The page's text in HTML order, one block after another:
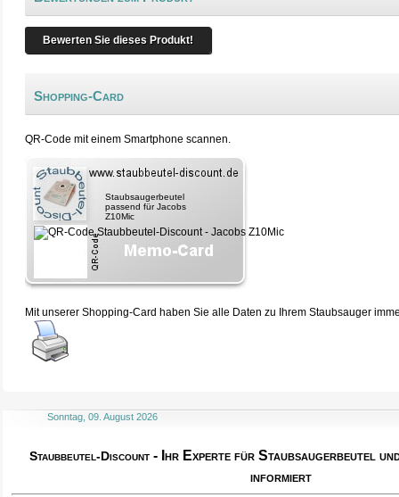
Bewerten Sie dieses Produkt!
Shopping-Card
QR-Code mit einem Smartphone scannen.
Staubsaugerbeutel
passend für Jacobs
Z10Mic
Mit unserer Shopping-Card haben Sie alle Daten zu Ihrem Staubsauger
Sonntag, 09. August 2026
Staubbeutel-Discount - Ihr Experte für Staubsaugerbeutel
informiert